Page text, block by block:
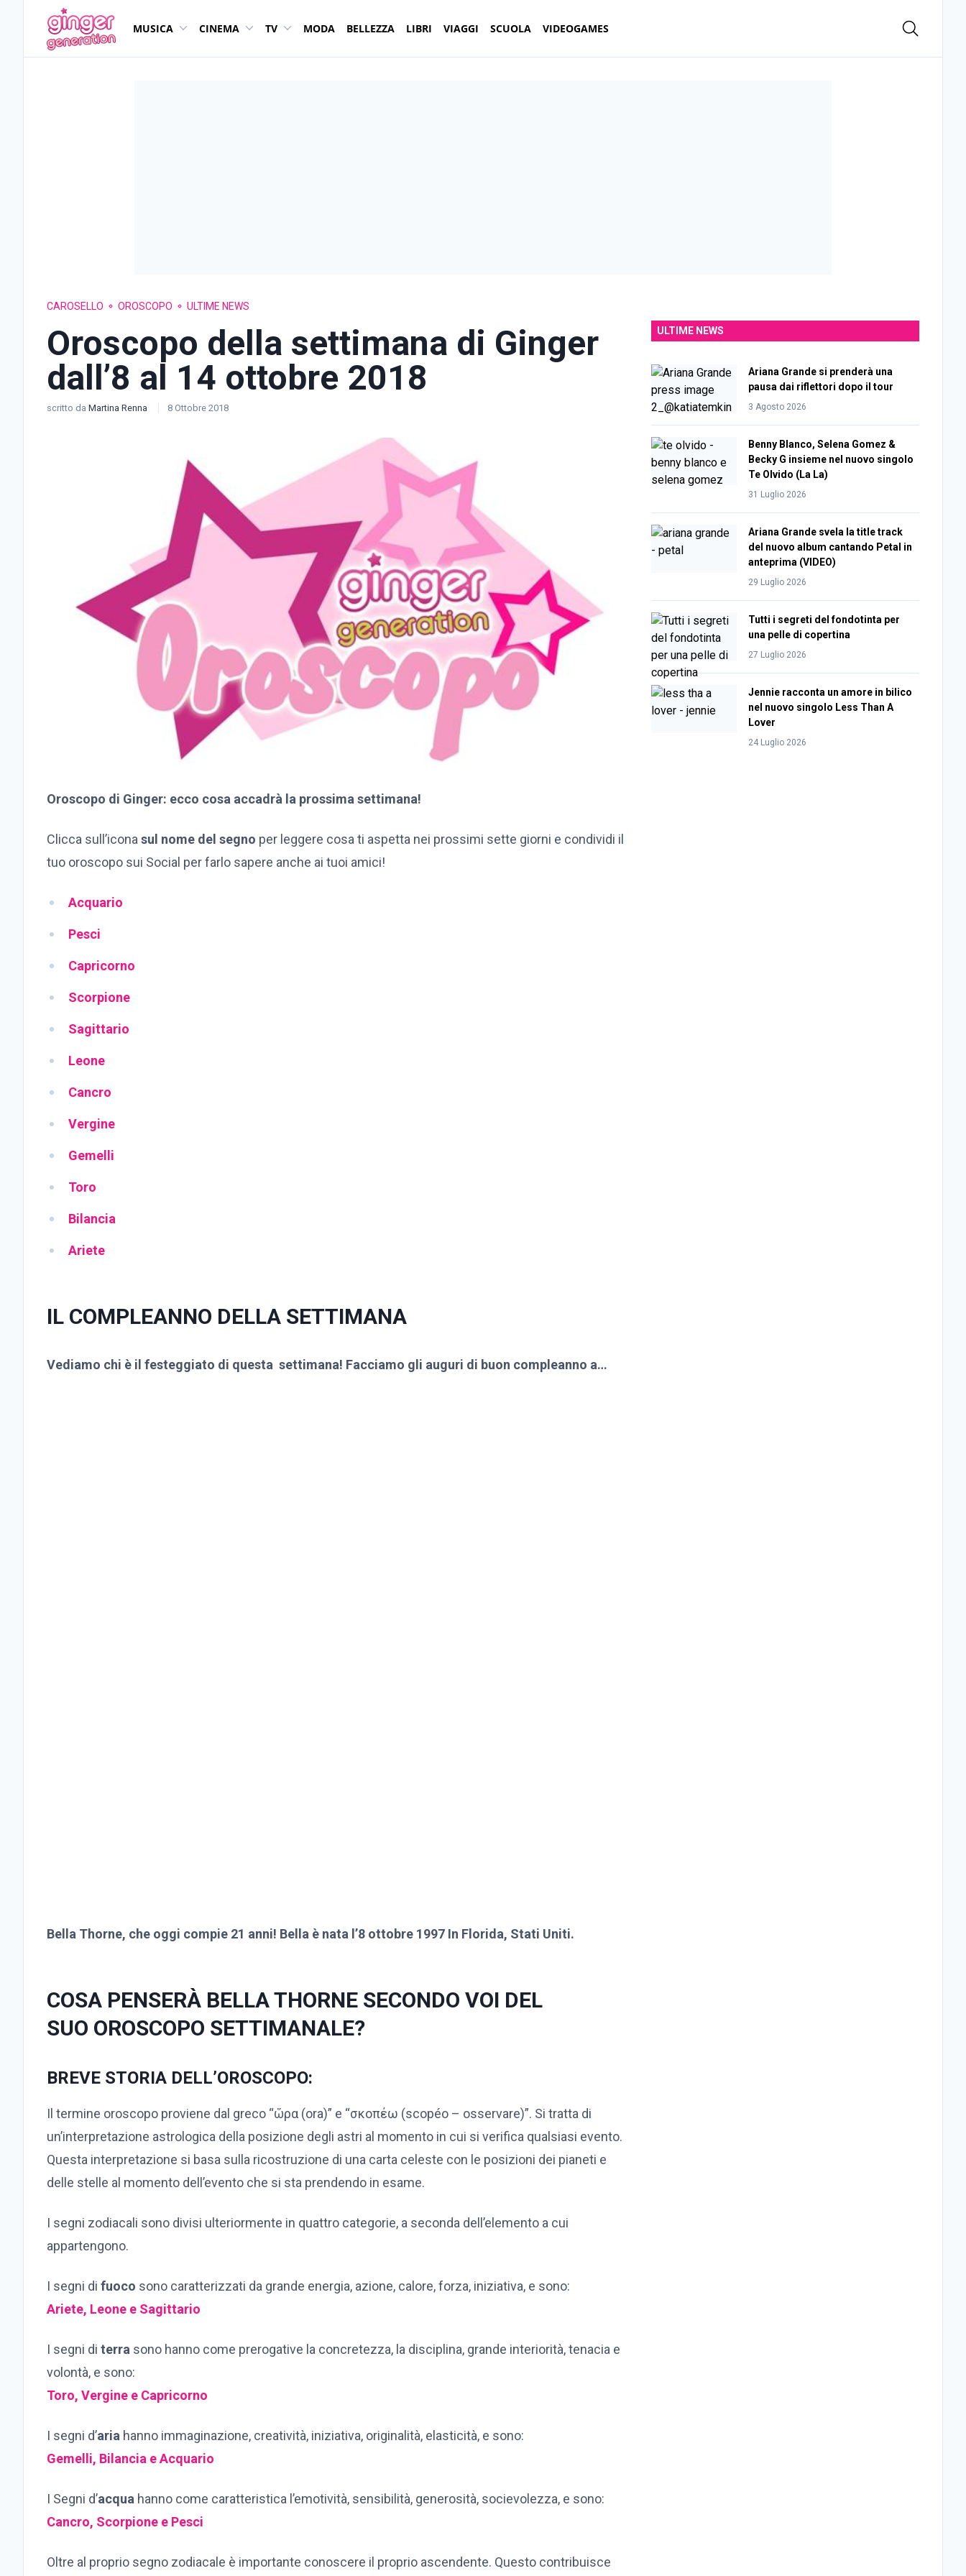
MUSICA CINEMA TV MODA BELLEZZA LIBRI VIAGGI SCUOLA VIDEOGAMES
CAROSELLO OROSCOPO ULTIME NEWS
Oroscopo della settimana di Ginger
dall’8 al 14 ottobre 2018
scritto da Martina Renna 8 Ottobre 2018
Oroscopo di Ginger: ecco cosa accadrà la prossima settimana!
Clicca sull’iconasul nome del segno per leggere cosa ti aspetta nei prossimi sette giorni e condividi il
tuo oroscopo sui Social per farlo sapere anche ai tuoi amici!
Acquario
Pesci
Capricorno
Scorpione
Sagittario
Leone
Cancro
Vergine
Gemelli
Toro
Bilancia
Ariete
IL COMPLEANNO DELLA SETTIMANA
Vediamo chi è il festeggiato di questa settimana! Facciamo gli auguri di buon compleanno a…
Bella Thorne, che oggi compie 21 anni! Bella è nata l’8 ottobre 1997 In Florida, Stati Uniti.
COSA PENSERÀ BELLA THORNE SECONDO VOI DEL
SUO OROSCOPO SETTIMANALE?
BREVE STORIA DELL’OROSCOPO:
Il termine oroscopo proviene dal greco “ὥρα (ora)” e “σκοπέω (scopéo – osservare)”. Si tratta di
un’interpretazione astrologica della posizione degli astri al momento in cui si verifica qualsiasi evento.
Questa interpretazione si basa sulla ricostruzione di una carta celeste con le posizioni dei pianeti e
delle stelle al momento dell’evento che si sta prendendo in esame.
I segni zodiacali sono divisi ulteriormente in quattro categorie, a seconda dell’elemento a cui
appartengono.
I segni di fuoco sono caratterizzati da grande energia, azione, calore, forza, iniziativa, e sono:
Ariete, Leone e Sagittario
I segni di terra sono hanno come prerogative la concretezza, la disciplina, grande interiorità, tenacia e
volontà, e sono:
Toro, Vergine e Capricorno
I segni d’aria hanno immaginazione, creatività, iniziativa, originalità, elasticità, e sono:
Gemelli, Bilancia e Acquario
I Segni d’acqua hanno come caratteristica l’emotività, sensibilità, generosità, socievolezza, e sono:
Cancro, Scorpione e Pesci
Oltre al proprio segno zodiacale è importante conoscere il proprio ascendente. Questo contribuisce
ULTIME NEWS
Ariana Grande si prenderà una
pausa dai riflettori dopo il tour
3 Agosto 2026
Benny Blanco, Selena Gomez &
Becky G insieme nel nuovo singolo
Te Olvido (La La)
31 Luglio 2026
Ariana Grande svela la title track
del nuovo album cantando Petal in
anteprima (VIDEO)
29 Luglio 2026
Tutti i segreti del fondotinta per
una pelle di copertina
27 Luglio 2026
Jennie racconta un amore in bilico
nel nuovo singolo Less Than A
Lover
24 Luglio 2026